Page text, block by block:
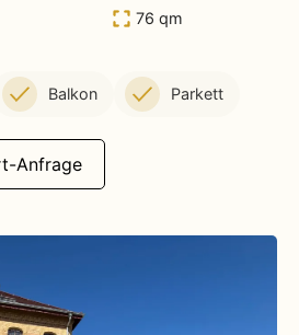
76 qm
Balkon Parkett
Anfrage